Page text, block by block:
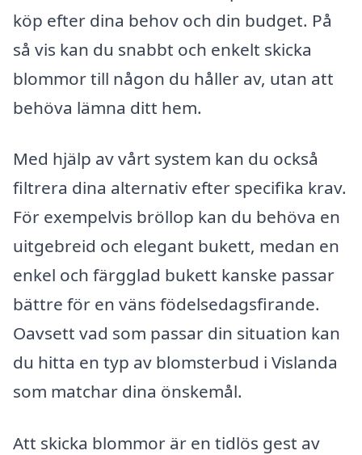
köp efter dina behov och din budget. På
så vis kan du snabbt och enkelt skicka
blommor till någon du håller av, utan att
behöva lämna ditt hem.
Med hjälp av vårt system kan du också
filtrera dina alternativ efter specifika krav.
För exempelvis bröllop kan du behöva en
uitgebreid och elegant bukett, medan en
enkel och färgglad bukett kanske passar
bättre för en väns födelsedagsfirande.
Oavsett vad som passar din situation kan
du hitta en typ av blomsterbud i Vislanda
som matchar dina önskemål.
Att skicka blommor är en tidlös gest av